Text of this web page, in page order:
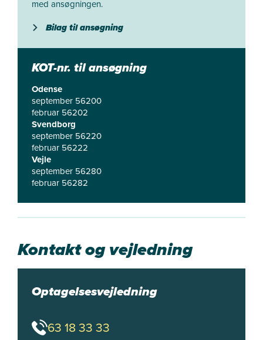
med ansøgningen.
Bilag til ansøgning
KOT-nr. til ansøgning
Odense
september 56200
februar 56202
Svendborg
september 56220
februar 56222
Vejle
september 56280
februar 56282
Kontakt og vejledning
Optagelsesvejledning
63 18 33 33